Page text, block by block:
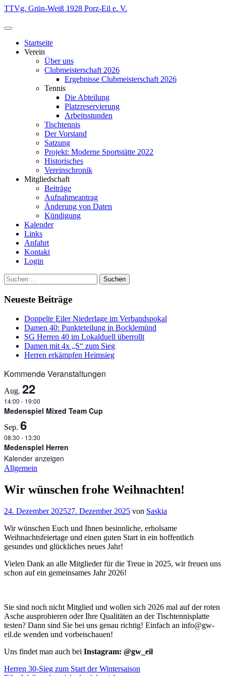
Zum
springen
TTVg. Grün-Weiß 1928 Porz-Eil e. V.
Startseite
Verein
Über uns
Clubmeisterschaft 2026
Ergebnisse Clubmeisterschaft 2026
Tennis
Die Abteilung
Platzreservierung
Arbeitsstunden
Tischtennis
Der Vorstand
Satzung
Projekt: Moderne Sportstätte 2022
Historisches
Vereinschronik
Mitgliedschaft
Beiträge
Aufnahmeantrag
Änderung von Daten
Kündigung
Kalender
Links
Anfahrt
Kontakt
Login
Suchen
nach:
Neueste Beiträge
Doppelte Eiler Niederlage im Verbandspokal
Damen 40: Punkteteilung in Bocklemünd
SG Herren 40 im Lokalduell überrollt
Damen mit 4x „S“ zum Sieg
Herren erkämpfen Heimsieg
Kommende Veranstaltungen
Aug. 22
14:00 - 19:00
Medenspiel Mixed Team Cup
Sep. 6
08:30 - 13:30
Medenspiel Herren
Kalender anzeigen
Allgemein
Wir wünschen frohe Weihnachten!
24. Dezember 202527. Dezember 2025 von Saskia
Wir wünschen Euch und Ihnen besinnliche, erholsame
Weihnachtsfeiertage und einen guten Start in ein hoffentlich
gesundes und glückliches neues Jahr!
Vielen Dank an alle Mitglieder für die Treue in 2025, wir freuen uns
schon auf ein gemeinsames Jahr 2026!
Sie sind noch nicht Mitglied und wollen sich 2026 mal auf der roten
Asche ausprobieren oder Ihre Qualitäten an der Tischtennisplatte
testen? Dann sind Sie bei uns genau richtig! Einfach an info@gw-
eil.de wenden und vorbeischauen!
Uns findet man auch bei Instagram: @gw_eil
Beitragsnavigation
Herren 30-Sieg zum Start der Wintersaison